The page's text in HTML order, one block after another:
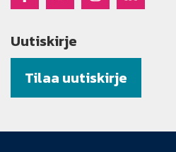
Uutiskirje
Tilaa uutiskirje